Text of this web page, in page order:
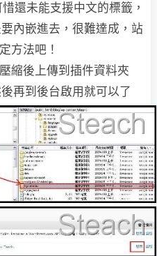
惜還未能支援中文的標籤，
內嵌進去，很難達成，站
方法吧！
縮後上傳到插件資料夾
再到後台啟用就可以了